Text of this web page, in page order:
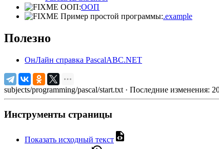
ООП:ООП
Пример простой программы:.example
Полезно
ОнЛайн справка PascalABC.NET
subjects/programming/pascal/start.txt · Последние изменения:
Инструменты страницы
Показать исходный текст